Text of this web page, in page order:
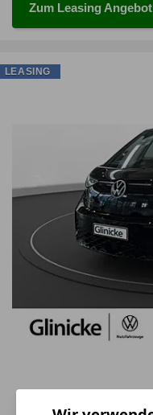
Zum Leasing Angebot
LEASING